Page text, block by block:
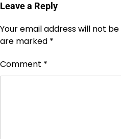
Leave a Reply
Your email address will not be
are marked *
Comment *